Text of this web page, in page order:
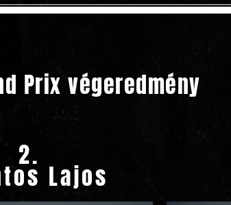
Prix végeredmény
2.
Lajos